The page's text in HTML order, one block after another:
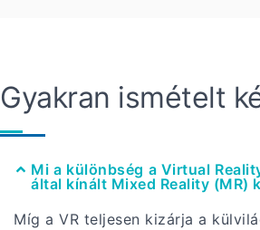
Gyakran ismételt
Mi a különbség a Virtual
által kínált Mixed Reality (MR)
Míg a VR teljesen kizárja a